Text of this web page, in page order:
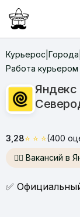
Курьерос Города
Работа
Яндекс
3,28⭐ ⭐ ⭐(400
🙋‍♂️ Вакансий в
✅